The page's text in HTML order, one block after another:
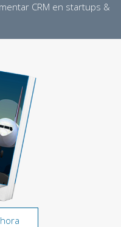
CRM en startups &